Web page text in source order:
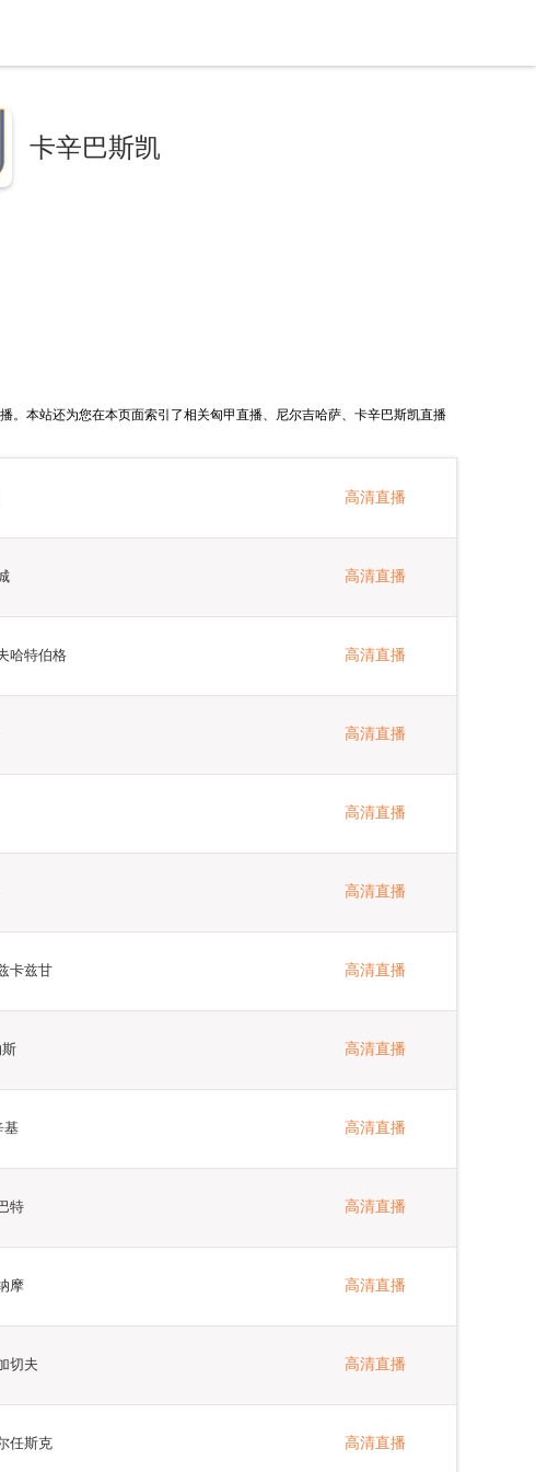
卡辛巴斯凯
。本站还为您在本页面索引了相关匈甲直播、尼尔吉哈萨、卡辛巴斯凯直播
高清直播
高清直播
哈特伯格 高清直播
高清直播
高清直播
高清直播
卡兹甘 高清直播
高清直播
基 高清直播
特 高清直播
摩 高清直播
切夫 高清直播
任斯克 高清直播